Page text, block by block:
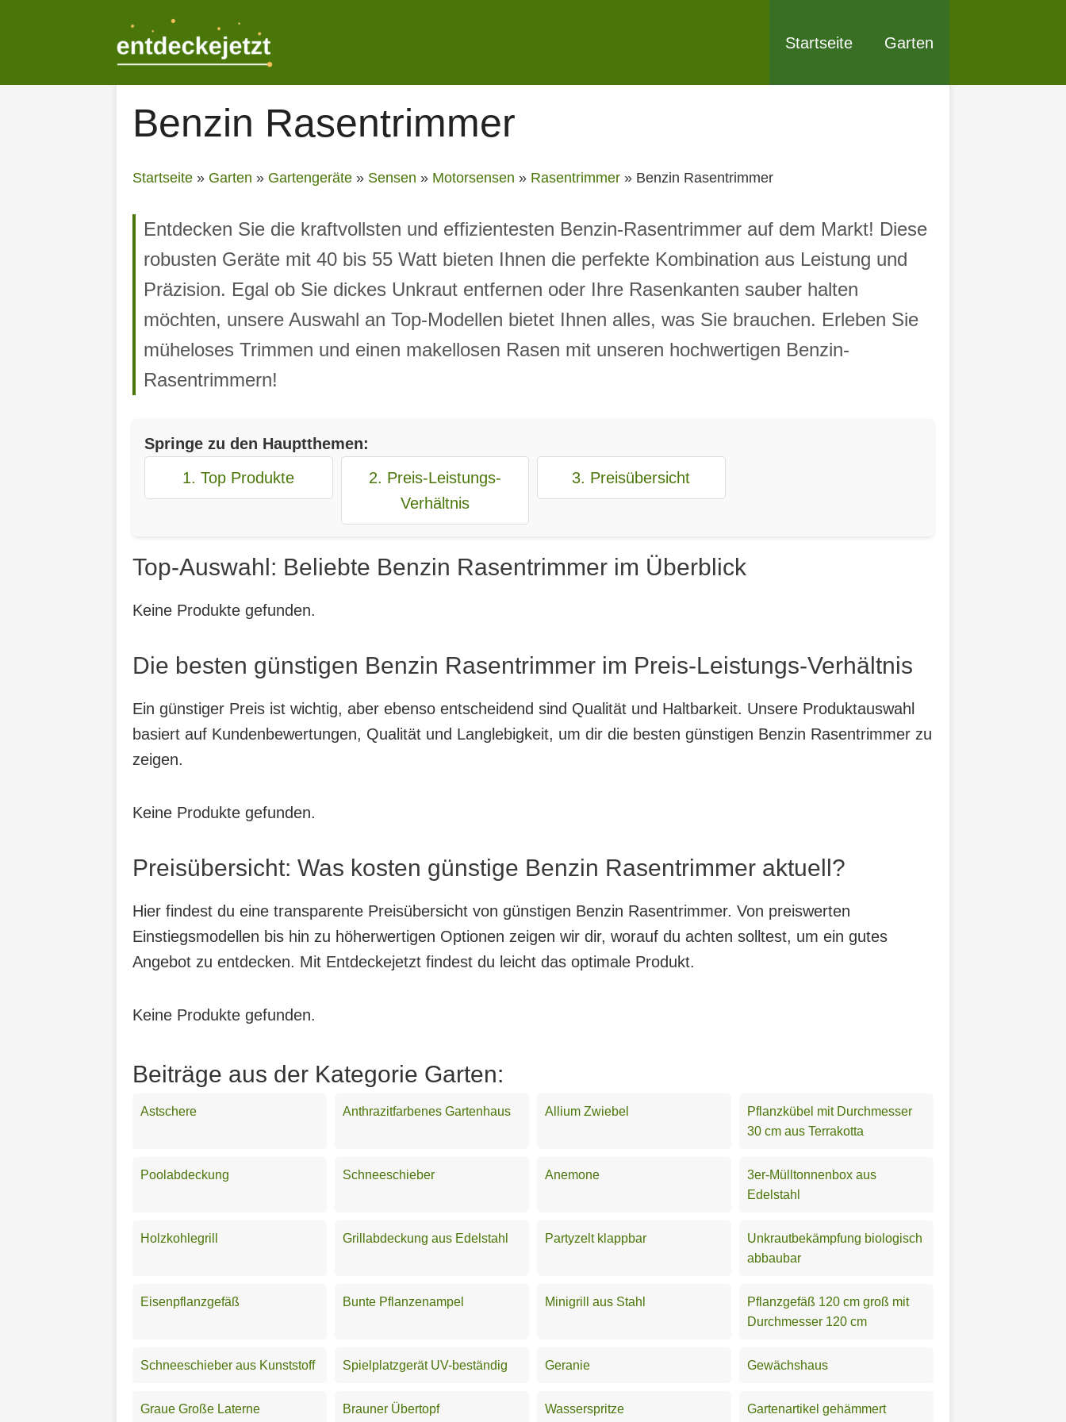
Startseite Garten
Benzin Rasentrimmer
Startseite » Garten » Gartengeräte » Sensen » Motorsensen » Rasentrimmer » Benzin Rasentrimmer
Entdecken Sie die kraftvollsten und effizientesten Benzin-Rasentrimmer auf dem Markt! Diese
robusten Geräte mit 40 bis 55 Watt bieten Ihnen die perfekte Kombination aus Leistung und
Präzision. Egal ob Sie dickes Unkraut entfernen oder Ihre Rasenkanten sauber halten
möchten, unsere Auswahl an Top-Modellen bietet Ihnen alles, was Sie brauchen. Erleben Sie
müheloses Trimmen und einen makellosen Rasen mit unseren hochwertigen Benzin-
Rasentrimmern!
Springe zu den Hauptthemen:
1. Top Produkte
2. Preis-Leistungs-
Verhältnis
3. Preisübersicht
Top-Auswahl: Beliebte Benzin Rasentrimmer im Überblick
Keine Produkte gefunden.
Die besten günstigen Benzin Rasentrimmer im Preis-Leistungs-Verhältnis
Ein günstiger Preis ist wichtig, aber ebenso entscheidend sind Qualität und Haltbarkeit. Unsere Produktauswahl
basiert auf Kundenbewertungen, Qualität und Langlebigkeit, um dir die besten günstigen Benzin Rasentrimmer zu
zeigen.
Keine Produkte gefunden.
Preisübersicht: Was kosten günstige Benzin Rasentrimmer aktuell?
Hier findest du eine transparente Preisübersicht von günstigen Benzin Rasentrimmer. Von preiswerten
Einstiegsmodellen bis hin zu höherwertigen Optionen zeigen wir dir, worauf du achten solltest, um ein gutes
Angebot zu entdecken. Mit Entdeckejetzt findest du leicht das optimale Produkt.
Keine Produkte gefunden.
Beiträge aus der Kategorie Garten:
Astschere Anthrazitfarbenes Gartenhaus Allium Zwiebel
Pflanzkübel mit Durchmesser
30 cm aus Terrakotta
Poolabdeckung Schneeschieber Anemone
3er-Mülltonnenbox aus
Edelstahl
Holzkohlegrill Grillabdeckung aus Edelstahl Partyzelt klappbar
Unkrautbekämpfung biologisch
abbaubar
Eisenpflanzgefäß Bunte Pflanzenampel Minigrill aus Stahl
Pflanzgefäß 120 cm groß mit
Durchmesser 120 cm
Schneeschieber aus Kunststoff Spielplatzgerät UV-beständig Geranie Gewächshaus
Graue Große Laterne Brauner Übertopf Wasserspritze Gartenartikel gehämmert